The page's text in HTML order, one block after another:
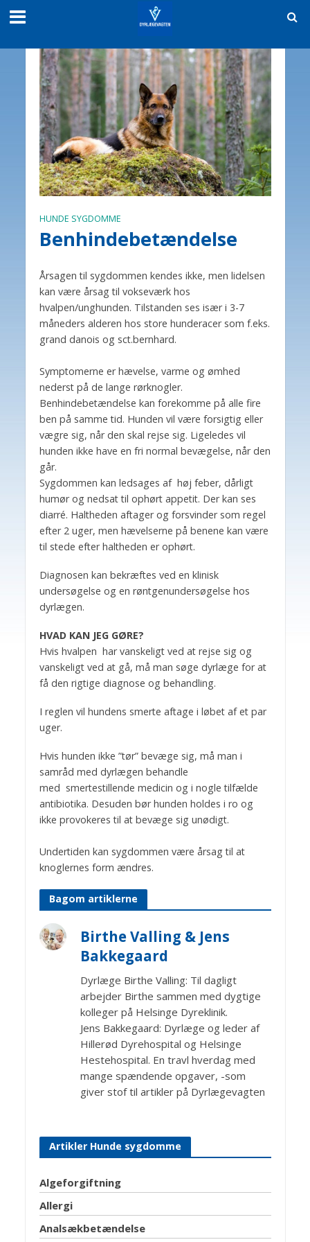
HUNDE SYGDOMME
Benhindebetændelse
Årsagen til sygdommen kendes ikke, men lidelsen
kan være årsag til vokseværk hos
hvalpen/unghunden. Tilstanden ses især i 3-7
måneders alderen hos store hunderacer som f.eks.
grand danois og sct.bernhard.
Symptomerne er hævelse, varme og ømhed
nederst på de lange rørknogler.
Benhindebetændelse kan forekomme på alle fire
ben på samme tid. Hunden vil være forsigtig eller
vægre sig, når den skal rejse sig. Ligeledes vil
hunden ikke have en fri normal bevægelse, når den
går.
Sygdommen kan ledsages af høj feber, dårligt
humør og nedsat til ophørt appetit. Der kan ses
diarré. Haltheden aftager og forsvinder som regel
efter 2 uger, men hævelserne på benene kan være
til stede efter haltheden er ophørt.
Diagnosen kan bekræftes ved en klinisk
undersøgelse og en røntgenundersøgelse hos
dyrlægen.
HVAD KAN JEG GØRE?
Hvis hvalpen har vanskeligt ved at rejse sig og
vanskeligt ved at gå, må man søge dyrlæge for at
få den rigtige diagnose og behandling.
I reglen vil hundens smerte aftage i løbet af et par
uger.
Hvis hunden ikke ”tør” bevæge sig, må man i
samråd med dyrlægen behandle
med smertestillende medicin og i nogle tilfælde
antibiotika. Desuden bør hunden holdes i ro og
ikke provokeres til at bevæge sig unødigt.
Undertiden kan sygdommen være årsag til at
knoglernes form ændres.
Bagom artiklerne
Birthe Valling & Jens
Bakkegaard
Dyrlæge Birthe Valling: Til dagligt
arbejder Birthe sammen med dygtige
kolleger på Helsinge Dyreklinik.
Jens Bakkegaard: Dyrlæge og leder af
Hillerød Dyrehospital og Helsinge
Hestehospital. En travl hverdag med
mange spændende opgaver, -som
giver stof til artikler på Dyrlægevagten
Artikler Hunde sygdomme
Algeforgiftning
Allergi
Analsækbetændelse